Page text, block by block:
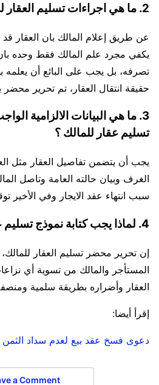
2. ما هي اجراءات تسليم العقار للمالك؟
عن طريق إعلام المالك بان العقار
يكفي مجرد علم المالك فقط وحده
تصرفه، بل يجب على البائع أن
حقيقة انتقال العقار، تم تحرير محضر
3. ما هي البيانات الالزامية
تسليم عقار للمالك ؟
يجب أن يتضمن تفاصيل العقار مثل
الغرف وبيان حالته العامة وتاصل
سبب انتهاء عقد الايجار وفي الأخير
4. لماذا يجب كتابة نموذج تسليم عقار للمالك؟
إن تحرير محضر تسليم العقار
المستأجر والمالك من تسوية أي
العقار وأضراره بطريقة سلمية
إقرأ أيضا:
دعوى فسخ عقد بيع لعدم سداد الثمن
a Comment